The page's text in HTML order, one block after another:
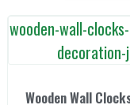
Wooden Wall